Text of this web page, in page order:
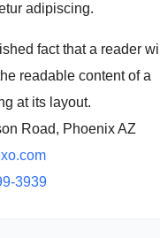
adipiscing.
fact that a reader will
readable content of a
at its layout.
Road, Phoenix AZ
3939